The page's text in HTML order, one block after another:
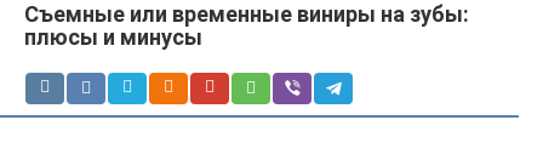
Съемные или временные виниры на зубы:
плюсы и минусы